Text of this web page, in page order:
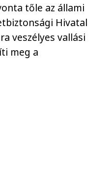
tőle az állami
Hivatal
veszélyes vallási
meg a